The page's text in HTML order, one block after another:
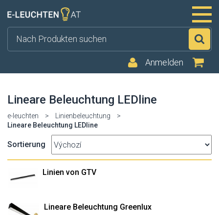
Anmelden
Lineare Beleuchtung LEDline
e-leuchten > Linienbeleuchtung
>
Lineare Beleuchtung LEDline
Sortierung
Linien von GTV
Lineare Beleuchtung Greenlux